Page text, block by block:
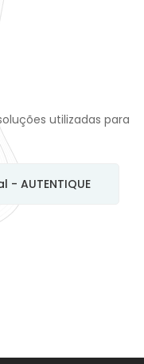
utilizadas para
AUTENTIQUE